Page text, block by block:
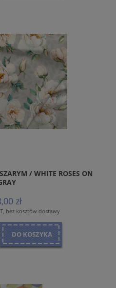
/ WHITE ROSES ON
zł
bez kosztów dostawy
DO KOSZYKA